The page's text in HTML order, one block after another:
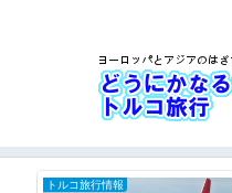
トルコ旅行情報